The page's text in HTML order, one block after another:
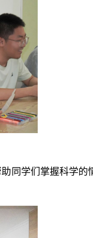
同学们掌握科学的